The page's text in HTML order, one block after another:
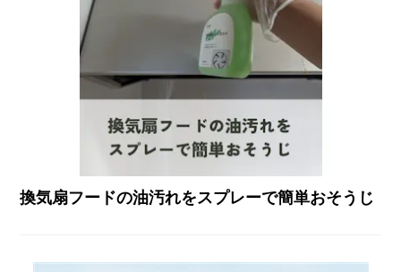
換気扇フードの油汚れをスプレーで簡単おそうじ